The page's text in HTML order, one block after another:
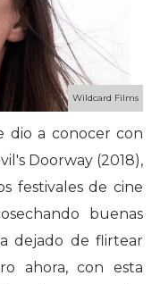
Wildcard Films
dio a conocer con
Doorway (2018),
festivales de cine
buenas
dejado de flirtear
ahora, con esta